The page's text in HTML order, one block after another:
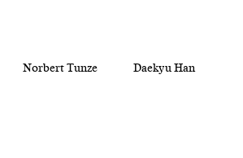
Norbert Tunze Daekyu Han